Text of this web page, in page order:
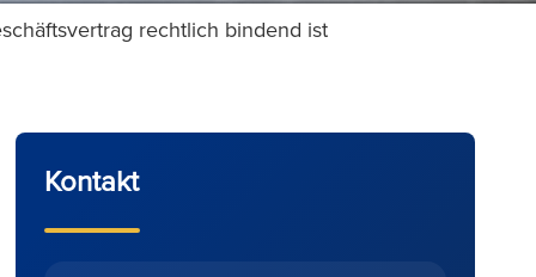
rechtlich bindend ist
Kontakt